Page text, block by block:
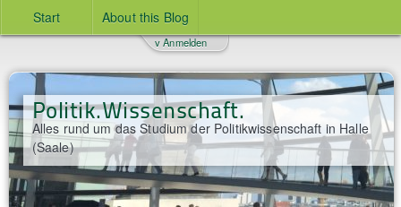
Start About this Blog
Politik.Wissenschaft.
Alles rund um das Studium der Politikwissenschaft in Halle
(Saale)
v Anmelden